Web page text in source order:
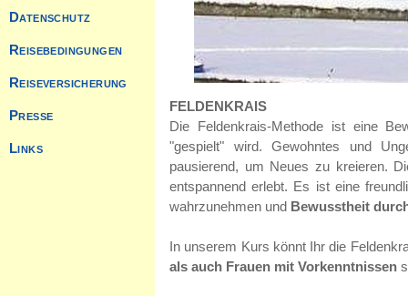
FELDENKRAIS
Die Feldenkrais-Methode ist eine
"gespielt" wird. Gewohntes und
pausierend, um Neues zu kreieren.
entspannend erlebt. Es ist eine
wahrzunehmen und Bewusstheit
In unserem Kurs könnt Ihr die
als auch Frauen mit Vorkenntnissen